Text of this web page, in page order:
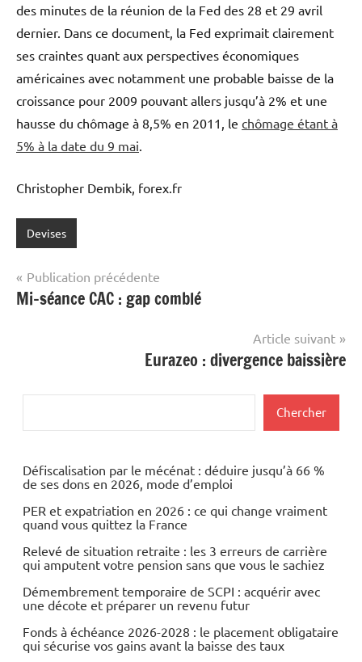
des minutes de la réunion de la Fed des 28 et 29 avril
dernier. Dans ce document, la Fed exprimait clairement
ses craintes quant aux perspectives économiques
américaines avec notamment une probable baisse de la
croissance pour 2009 pouvant allers jusqu’à 2% et une
hausse du chômage à 8,5% en 2011, le chômage étant à
5% à la date du 9 mai
Christopher Dembik, forex.fr
Devises
Navigation
de
Publication précédente
Mi-séance CAC : gap comblé
Article suivant
Eurazeo : divergence baissière
Chercher
Défiscalisation par le mécénat : déduire jusqu’à 66 %
de ses dons en 2026, mode d’emploi
PER et expatriation en 2026 : ce qui change vraiment
quand vous quittez la France
Relevé de situation retraite : les 3 erreurs de carrière
qui amputent votre pension sans que vous le sachiez
Démembrement temporaire de SCPI : acquérir avec
une décote et préparer un revenu futur
Fonds à échéance 2026-2028 : le placement obligataire
qui sécurise vos gains avant la baisse des taux